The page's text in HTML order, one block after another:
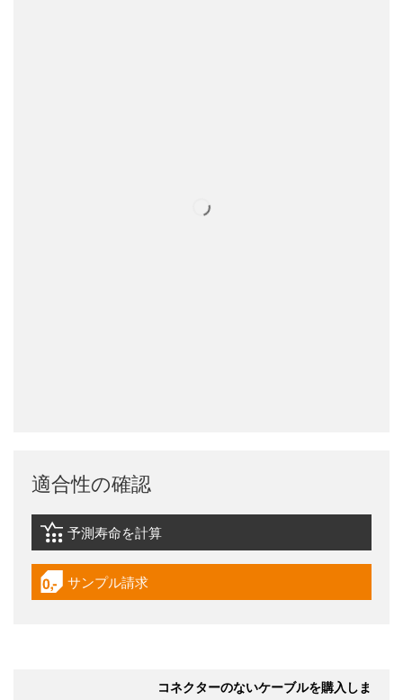
適合性の確認
igus-icon-lebensdauerrechner
予測寿命を計算
igus-icon-gratismuster
サンプル請求
コネクターのないケーブルを購入しま